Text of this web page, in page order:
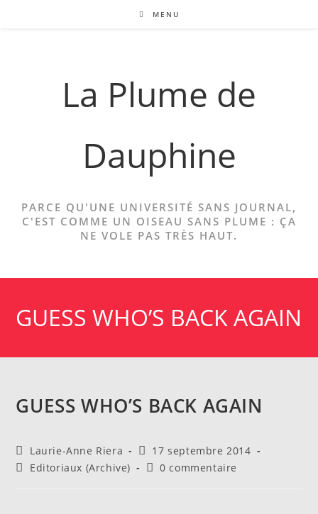
MENU
La Plume de
Dauphine
PARCE QU'UNE UNIVERSITÉ SANS JOURNAL,
C'EST COMME UN OISEAU SANS PLUME : ÇA
NE VOLE PAS TRÈS HAUT.
GUESS WHO’S BACK AGAIN
GUESS WHO’S BACK AGAIN
Auteur/autrice
de
Laurie-Anne Riera
Publication
publiée :
17 septembre 2014
PostEditoriaux (Archive)
Commentaires
0 commentaire